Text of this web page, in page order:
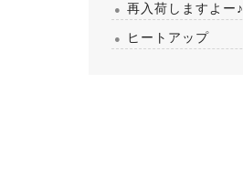
再入荷しますよー♪
ヒートアップ